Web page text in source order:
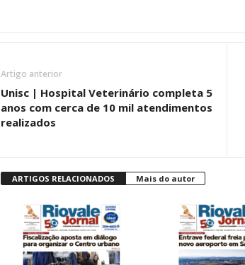
Artigo anterior
Unisc | Hospital Veterinário completa 5
anos com cerca de 10 mil atendimentos
realizados
ARTIGOS RELACIONADOS Mais do autor